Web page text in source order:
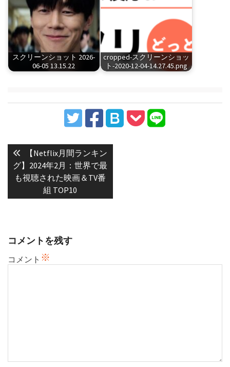
スクリーンショット 2026-
06-05 13.15.22
cropped-スクリーンショッ
ト-2020-12-04-14.27.45.png
稿
ナ
ビ
ン
Previous
post:
【Netflix月間ランキン
グ】2024年2月：世界で最
も視聴された映画＆TV番
組 TOP10
コメントを残す
コメント ※